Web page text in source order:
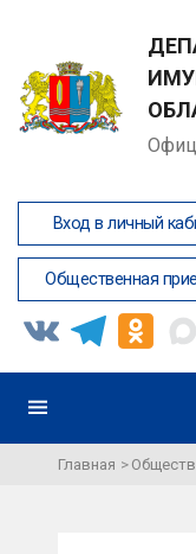
Вход в личный
Общественная
Главная